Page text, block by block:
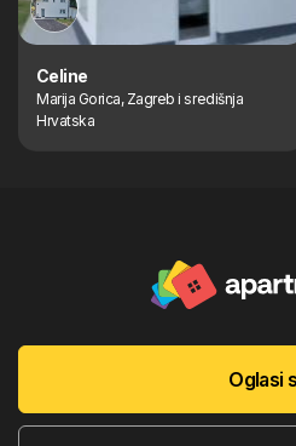
Celine
Marija Gorica, Zagreb i središnja
Hrvatska
Oglasi